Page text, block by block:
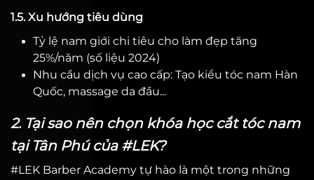
1.5. Xu hướng tiêu dùng
Tỷ lệ nam giới chi tiêu cho làm đẹp tăng
25%/năm (số liệu 2024)
Nhu cầu dịch vụ cao cấp: Tạo kiểu tóc nam Hàn
Quốc, massage da đầu...
2. Tại sao nên chọn khóa học cắt tóc nam
tại Tân Phú của #LEK?
#LEK Barber Academy tự hào là một trong những